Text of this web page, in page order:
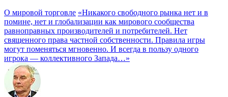
О мировой торговле «Никакого свободного рынка нет и в
помине, нет и глобализации как мирового сообщества
равноправных производителей и потребителей. Нет
священного права частной собственности. Правила игры
могут поменяться мгновенно. И всегда в пользу одного
игрока — коллективного Запада…»